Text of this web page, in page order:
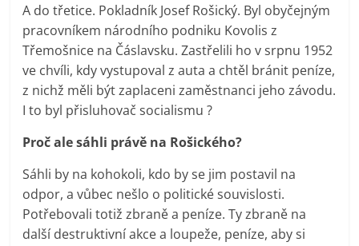
A do třetice. Pokladník Josef Rošický. Byl obyčejným
pracovníkem národního podniku Kovolis z
Třemošnice na Čáslavsku. Zastřelili ho v srpnu 1952
ve chvíli, kdy vystupoval z auta a chtěl bránit peníze,
z nichž měli být zaplaceni zaměstnanci jeho závodu.
I to byl přisluhovač socialismu ?
Proč ale sáhli právě na Rošického?
Sáhli by na kohokoli, kdo by se jim postavil na
odpor, a vůbec nešlo o politické souvislosti.
Potřebovali totiž zbraně a peníze. Ty zbraně na
další destruktivní akce a loupeže, peníze, aby si